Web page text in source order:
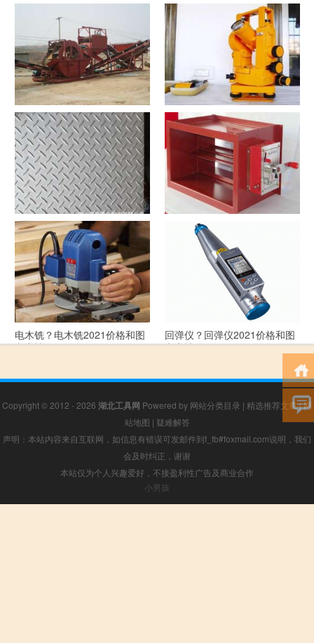
寻宝？寻宝2021价格和图文详
探测器？探测器2021价格和图
文详情
洗沙机？洗沙机2021价格和图
文详情
经纬仪？经纬仪2021价格和图
文详情
花纹板？花纹板2021价格和图
文详情
排烟阀？排烟阀2021价格和图
电木铣？电木铣2021价格和图
文详情
回弹仪？回弹仪2021价格和图
文详情
Copyright © 2012 - 2026 湖北工具网 Powered by 网站分类目录 | 精选推荐文章|网
站地图 | 疑难解答
声明：本站内容来自互联网，如信息有错误可发邮件到f_fb#foxmail.com说明，我们
会及时纠正，谢谢
本站仅为个人兴趣爱好，不接盈利性广告及商业合作
小男孩